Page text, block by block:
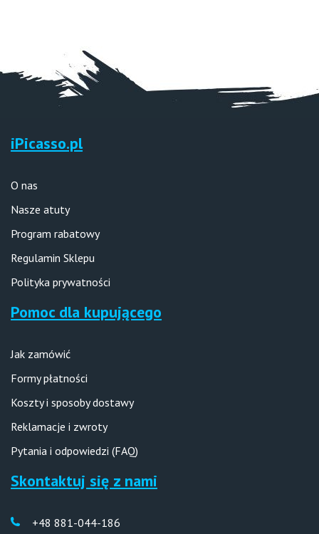
iPicasso.pl
O nas
Nasze atuty
Program rabatowy
Regulamin Sklepu
Polityka prywatności
Pomoc dla kupującego
Jak zamówić
Formy płatności
Koszty i sposoby dostawy
Reklamacje i zwroty
Pytania i odpowiedzi (FAQ)
Skontaktuj się z nami
+48 881-044-186